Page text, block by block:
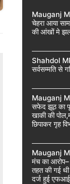
Mauganj
चेहरा आया
की आंखों मे
Shahdol
सर्वसम्मति से
Mauganj
सफेद झूठ का
खाकी की
छिपाकर गृह
Mauganj
मंच का आरोप–
तहत की गई
दर्ज हुई